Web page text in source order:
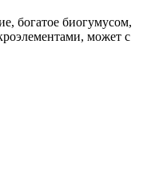
богатое биогумусом,
может с